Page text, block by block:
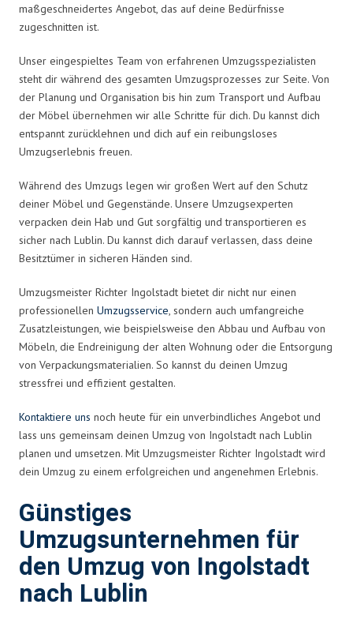
maßgeschneidertes Angebot, das auf deine Bedürfnisse
zugeschnitten ist.
Unser eingespieltes Team von erfahrenen Umzugsspezialisten
steht dir während des gesamten Umzugsprozesses zur Seite. Von
der Planung und Organisation bis hin zum Transport und Aufbau
der Möbel übernehmen wir alle Schritte für dich. Du kannst dich
entspannt zurücklehnen und dich auf ein reibungsloses
Umzugserlebnis freuen.
Während des Umzugs legen wir großen Wert auf den Schutz
deiner Möbel und Gegenstände. Unsere Umzugsexperten
verpacken dein Hab und Gut sorgfältig und transportieren es
sicher nach Lublin. Du kannst dich darauf verlassen, dass deine
Besitztümer in sicheren Händen sind.
Umzugsmeister Richter Ingolstadt bietet dir nicht nur einen
professionellen Umzugsservice, sondern auch umfangreiche
Zusatzleistungen, wie beispielsweise den Abbau und Aufbau von
Möbeln, die Endreinigung der alten Wohnung oder die Entsorgung
von Verpackungsmaterialien. So kannst du deinen Umzug
stressfrei und effizient gestalten.
Kontaktiere uns noch heute für ein unverbindliches Angebot und
lass uns gemeinsam deinen Umzug von Ingolstadt nach Lublin
planen und umsetzen. Mit Umzugsmeister Richter Ingolstadt wird
dein Umzug zu einem erfolgreichen und angenehmen Erlebnis.
Günstiges
Umzugsunternehmen für
den Umzug von Ingolstadt
nach Lublin